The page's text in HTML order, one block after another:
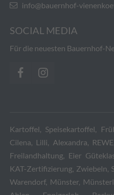
info@bauernhof-
SOCIAL MEDIA
Für die neuesten Bauernhof-
Kartoffel, Speisekartoffel,
Cilena, Lilli, Alexandra,
Freilandhaltung, Eier
KAT-Zertifizierung, Zwiebeln,
Warendorf, Münster,